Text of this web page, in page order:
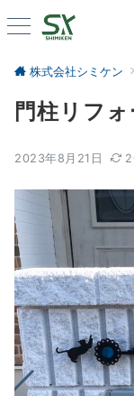
株式会社シミケン
門柱リフ
2023年8月21日